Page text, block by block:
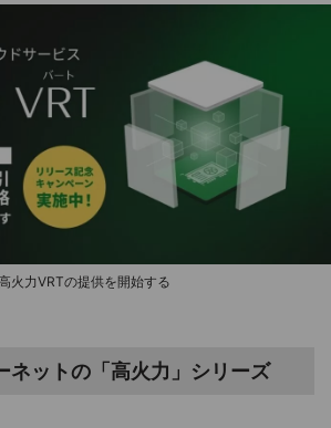
火力VRTの提供を開始する
ネットの「高火力」シリーズ